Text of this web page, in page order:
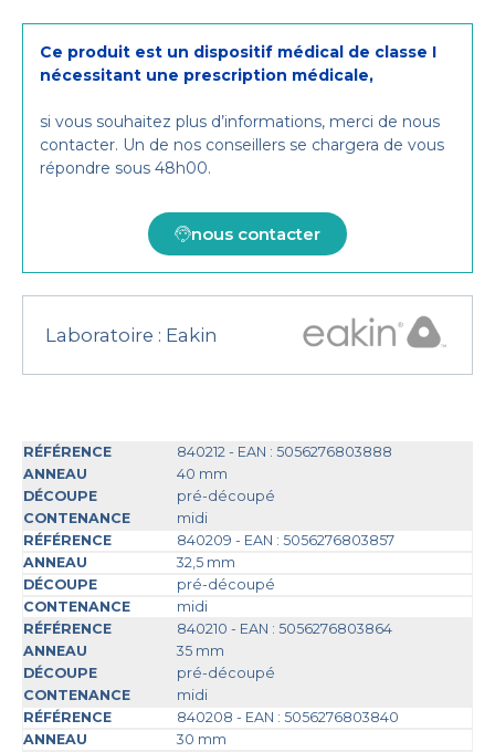
Ce produit est un dispositif médical de classe I
nécessitant une prescription médicale,
si vous souhaitez plus d’informations, merci de nous
contacter. Un de nos conseillers se chargera de vous
répondre sous 48h00.
nous contacter
Laboratoire : Eakin
840212 - EAN : 5056276803888
40 mm
pré-découpé
midi
840209 - EAN : 5056276803857
32,5 mm
pré-découpé
midi
840210 - EAN : 5056276803864
35 mm
pré-découpé
midi
840208 - EAN : 5056276803840
30 mm